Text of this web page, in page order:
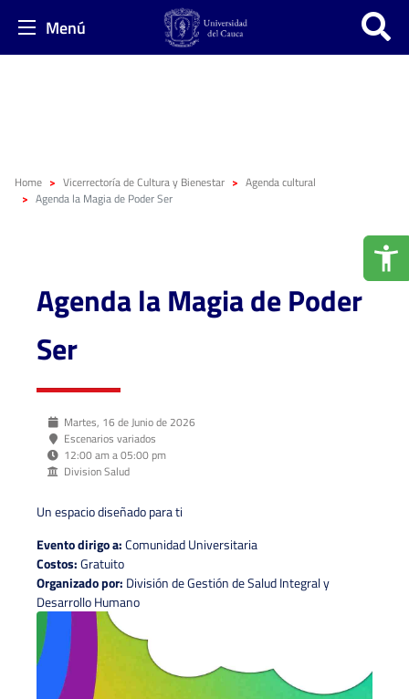
Menú
Home Vicerrectoría de Cultura y Bienestar
Agenda cultural
Agenda la Magia de Poder Ser
Agenda la Magia de Poder
Ser
Martes, 16 de Junio de 2026
Escenarios variados
12:00 am a 05:00 pm
Division Salud
Un espacio diseñado para ti
Evento dirigo a:Comunidad Universitaria
Costos:Gratuito
Organizado por: División de Gestión de Salud Integral y
Desarrollo Humano